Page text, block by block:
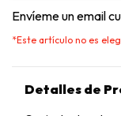
Envíeme un email
*Este artículo no es
Detalles de